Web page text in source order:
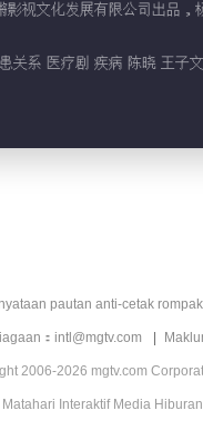
视文化发展有限公司出品
关系 医疗剧 疾病 陈晓 王子
pautan anti-cetak rompak
：intl@mgtv.com
2006-2026 mgtv.com
Interaktif Media